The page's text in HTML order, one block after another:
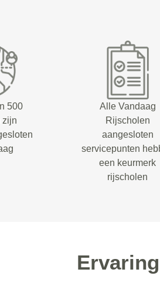
500
zijn
Alle Vandaag
Rijscholen
aangesloten
servicepunten
een keurmerk
rijscholen